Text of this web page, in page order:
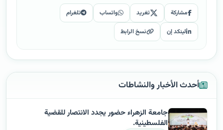
مشاركة تغريد واتساب تلغرام
لينكد إن نسخ الرابط
أحدث الأخبار والنشاطات
جامعة الزهراء حضور يجدد الانتصار للقضية
الفلسطينية.